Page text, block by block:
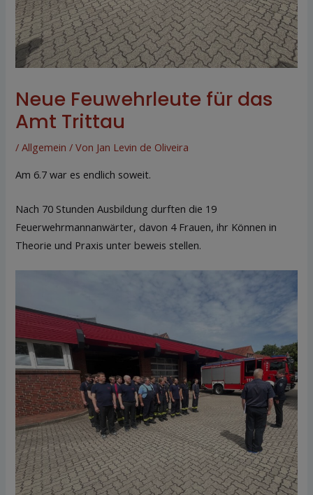
Neue Feuwehrleute für das
Amt Trittau
/Allgemein / Von Jan Levin de Oliveira
Am 6.7 war es endlich soweit.
Nach 70 Stunden Ausbildung durften die 19
Feuerwehrmannanwärter, davon 4 Frauen, ihr Können in
Theorie und Praxis unter beweis stellen.